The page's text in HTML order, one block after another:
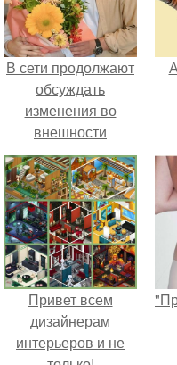
В сети продолжают
обсуждать
изменения во
внешности
актрисы.
Привет всем
дизайнерам
интерьеров и не